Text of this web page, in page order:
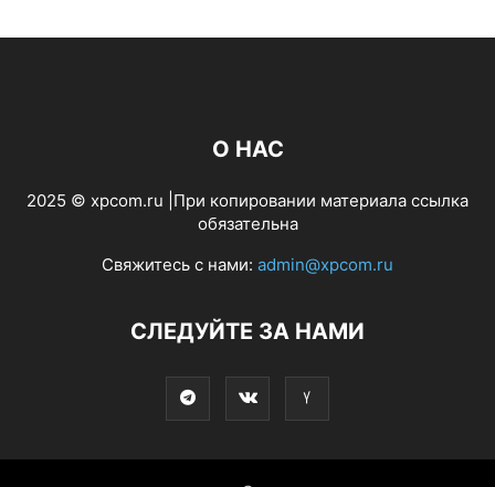
О НАС
2025 © xpcom.ru |При копировании материала ссылка
обязательна
Свяжитесь с нами: admin@xpcom.ru
СЛЕДУЙТЕ ЗА НАМИ